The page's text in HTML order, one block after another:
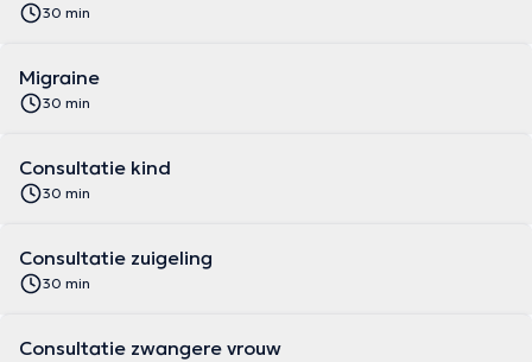
30 min
Migraine
30 min
Consultatie kind
30 min
Consultatie zuigeling
30 min
Consultatie zwangere vrouw